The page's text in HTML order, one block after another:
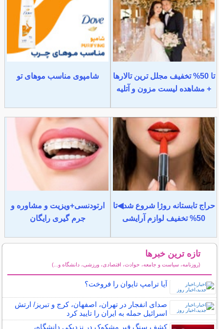
تا 50% تخفیف مجلل ترین تالارها
+ مشاهده لیست مزون و آتلیه
شامپوی مناسب موهای تو
حراج تابستانه روژا شروع شد◀تا
50% تخفیف لوازم آرایشی
ارتودنسی+ویزیت و مشاوره و
جرم گیری رایگان
تازه ترین خبرها
(روزنامه، سیاست و جامعه، حوادث، اقتصادی، ورزشی، دانشگاه و...)
آیا ترامپ تایوان را فروخت؟
صدای انفجار در تهران، اصفهان، کرج و تبریز/ ارتش
اسرائیل حمله به ایران را تایید کرد
کشف سنگ قبر مشکوک در نزدیکی دانشگاه،